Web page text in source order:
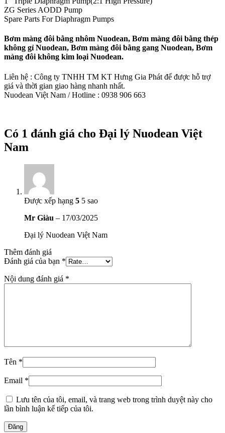
ZG Series AODD Pump
Spare Parts For Diaphragm Pumps
Bơm màng đôi bằng nhôm Nuodean, Bơm màng đôi bằng thép
không gỉ Nuodean, Bơm màng đôi bằng gang Nuodean, Bơm
màng đôi không kim loại Nuodean.
Liên hệ : Công ty TNHH TM KT Hưng Gia Phát để được hỗ trợ
giá và thời gian giao hàng nhanh nhất.
Nuodean Việt Nam / Hotline : 0938 906 663
Có 1 đánh giá cho Đại lý Nuodean Việt
Nam
Được xếp hạng 5 5 sao
Mr Giàu – 17/03/2025
Đại lý Nuodean Việt Nam
Thêm đánh giá
Đánh giá của bạn *
Nội dung đánh giá *
Tên *
Email *
Lưu tên của tôi, email, và trang web trong trình duyệt này cho
lần bình luận kế tiếp của tôi.
Đăng